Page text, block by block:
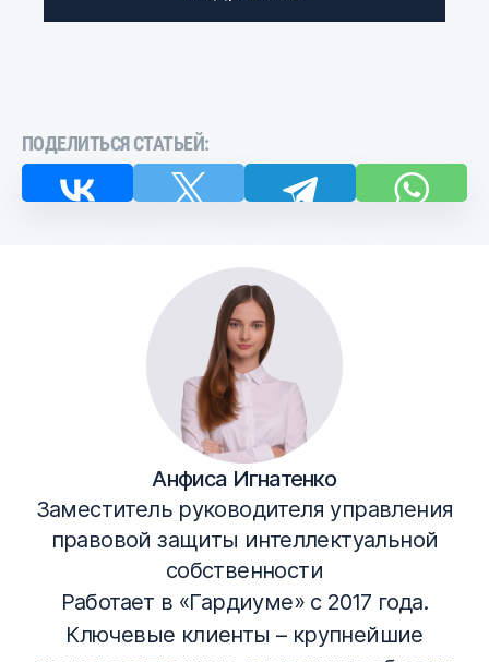
ПОДЕЛИТЬСЯ СТАТЬЕЙ:
Анфиса Игнатенко
Заместитель руководителя управления
правовой защиты интеллектуальной
собственности
Работает в «Гардиуме» с 2017 года.
Ключевые клиенты – крупнейшие